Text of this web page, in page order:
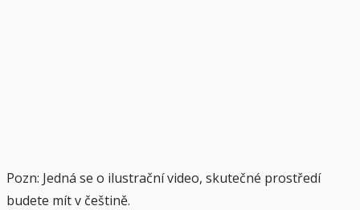
Pozn: Jedná se o ilustrační video, skutečné prostředí
budete mít v češtině.